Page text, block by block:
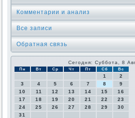
Комментарии и анализ
Все записи
Обратная связь
Сегодня: Суббота, 8
Пн Вт Ср Чт Пт Сб Вс
1
2
3
4 5 6 7 8
9
10
11 12 13 14 15
16
17
18 19 20 21 22
23
24
25 26 27 28 29
30
31